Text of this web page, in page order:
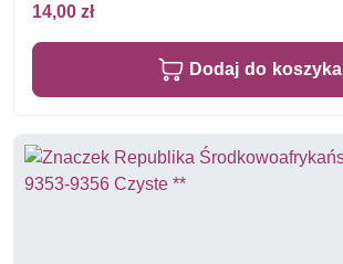
14,00 zł
Dodaj do koszyka